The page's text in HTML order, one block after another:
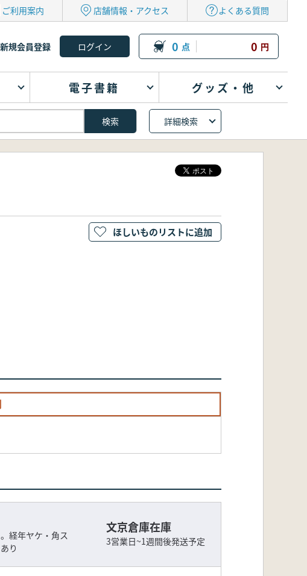
ご利用案内 店舗情報・アクセス よくある質問
新規会員登録 0 点 0 円
電子書籍 グッズ・他
詳細検索
経年ヤケ・角ス
り
文京倉庫在庫
3営業日~1週間後発送予定
ほしいものリストに追加